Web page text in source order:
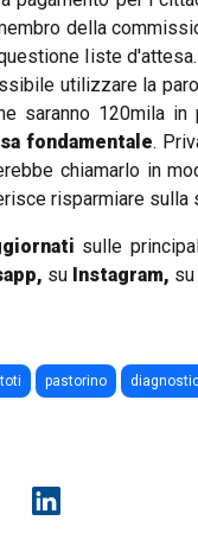
della
liste
utilizzare la
saranno 120mila
fondamentale.
chiamarlo in
risparmiare sulla
sulle
su Instagram, su
toti pastorino